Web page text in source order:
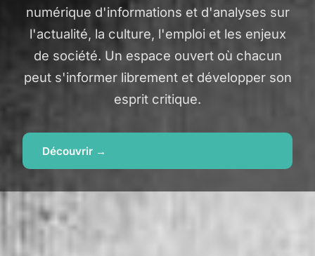
numérique d'informations et d'analyses sur
l'actualité, la culture, l'emploi et les enjeux
de société. Un espace ouvert où chacun
peut s'informer librement et développer son
esprit critique.
Découvrir →